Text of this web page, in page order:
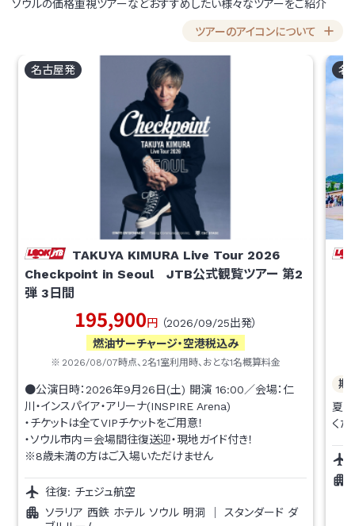
ソウルの価格重視ツアーなどおすすめしたい様々なツアーをご紹介
ツアーのアイコンについて
TAKUYA KIMURA Live Tour 2026
Checkpoint in Seoul JTB公式観覧ツアー 第2
弾 3 日間
名古屋発
195,900円 （2026/09/25出発）
燃油サーチャージ・空港税込み
2026/08/07時点、 2名1室利用時、おとな1名概算料金
●公演日時：2026年9月26日(土) 開演 16:00／会場：仁
川・インスパイア・アリーナ(INSPIRE Arena)
・チケットは全てVIPチケットをご用意！
・ソウル市内＝会場間往復送迎・現地ガイド付き！
※8歳未満の方はご入場いただけません
往復: チェジュ航空
ソラリア 西鉄 ホテル ソウル 明洞
スタンダード ダ
名
期
夏
くだ